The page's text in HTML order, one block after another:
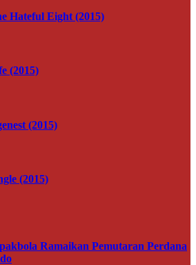
Hateful Eight (2015)
(2015)
(2015)
(2015)
Ramaikan Pemutaran Perdana